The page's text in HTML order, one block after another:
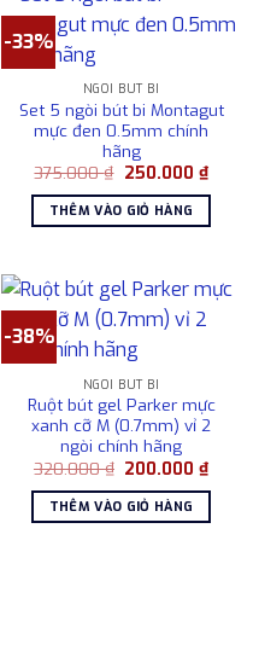
-33%
NGÒI BÚT BI
Set 5 ngòi bút bi Montagut
mực đen 0.5mm chính
hãng
375.000₫ Giá
là:
375.000 ₫.
250.000 ₫Giá
tại
THÊM VÀO GIỎ HÀNG
-38%
NGÒI BÚT BI
Ruột bút gel Parker mực
xanh cỡ M (0.7mm) vỉ 2
ngòi chính hãng
320.000₫ Giá
là:
320.000 ₫.
200.000₫Giá
hiện
tại
THÊM VÀO GIỎ HÀNG